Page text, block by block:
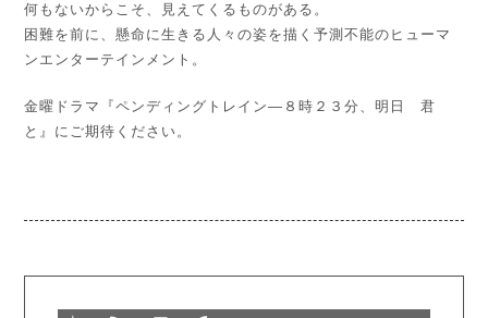
何もないからこそ、見えてくるものがある。
困難を前に、懸命に生きる人々の姿を描く予測不能のヒューマ
ンエンターテインメント。
金曜ドラマ『ペンディングトレイン―８時２３分、明日 君
と』にご期待ください。